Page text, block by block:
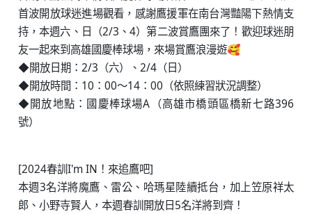
首波開放球迷進場觀看，感謝鷹援軍在南台灣豔陽下熱情支
持，本週六、日（2/3、4）第二波賞鷹團來了！歡迎球迷朋
友一起來到高雄國慶棒球場，來場賞鷹浪漫遊🥰
◆開放日期：2/3（六）、2/4（日）
◆開放時間：10：00～14：00（依照練習狀況調整）
◆開放地點：國慶棒球場A（高雄市橋頭區橋新七路396
號）
[2024春訓I'm IN！來追鷹吧]
本週3名洋將魔鷹、雷公、哈瑪星陸續抵台，加上笠原祥太
郎、小野寺賢人，本週春訓開放日5名洋將到齊！